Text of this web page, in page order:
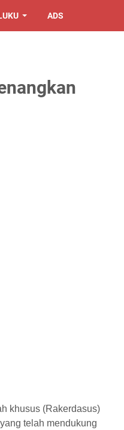
ADS
khusus (Rakerdasus)
telah mendukung